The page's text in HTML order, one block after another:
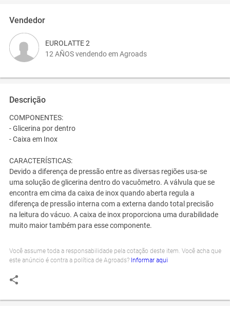
Vendedor
EUROLATTE 2
12 AÑOS vendendo em Agroads
Descrição
COMPONENTES:
- Glicerina por dentro
- Caixa em Inox
CARACTERÍSTICAS:
Devido a diferença de pressão entre as diversas regiões usa-se
uma solução de glicerina dentro do vacuômetro. A válvula que se
encontra em cima da caixa de inox quando aberta regula a
diferença de pressão interna com a externa dando total precisão
na leitura do vácuo. A caixa de inox proporciona uma durabilidade
muito maior também para esse componente.
Você assume toda a responsabilidade pela cotação deste item. Você acha que
este anúncio é contra a política de Agroads? Informar aqui